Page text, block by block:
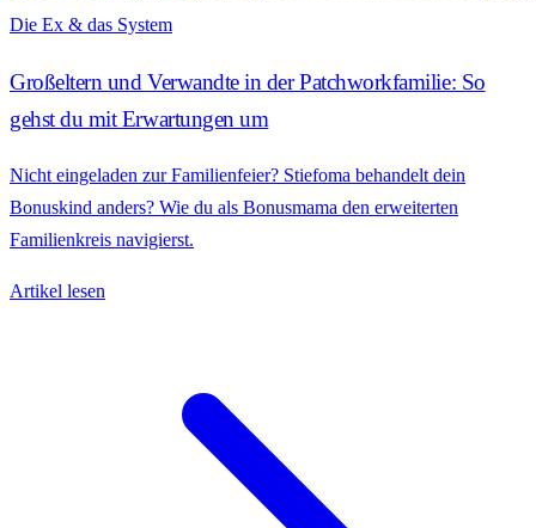
Die Ex & das System
Großeltern und Verwandte in der Patchworkfamilie: So
gehst du mit Erwartungen um
Nicht eingeladen zur Familienfeier? Stiefoma behandelt dein
Bonuskind anders? Wie du als Bonusmama den erweiterten
Familienkreis navigierst.
Artikel lesen